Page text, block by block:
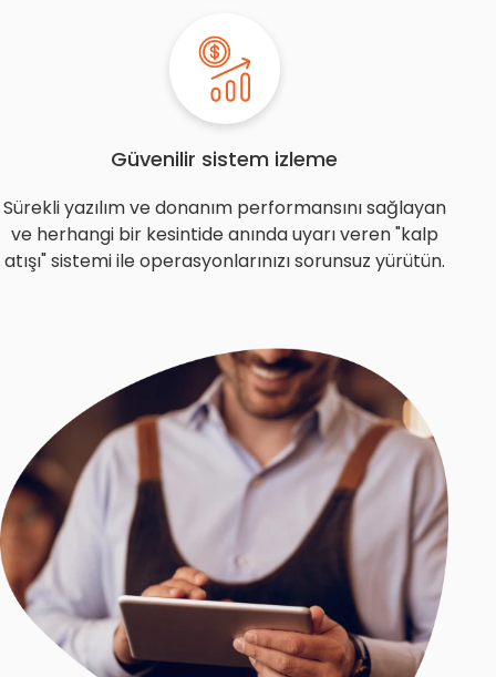
Güvenilir sistem izleme
Sürekli yazılım ve donanım performansını sağlayan
ve herhangi bir kesintide anında uyarı veren "kalp
atışı" sistemi ile operasyonlarınızı sorunsuz yürütün.